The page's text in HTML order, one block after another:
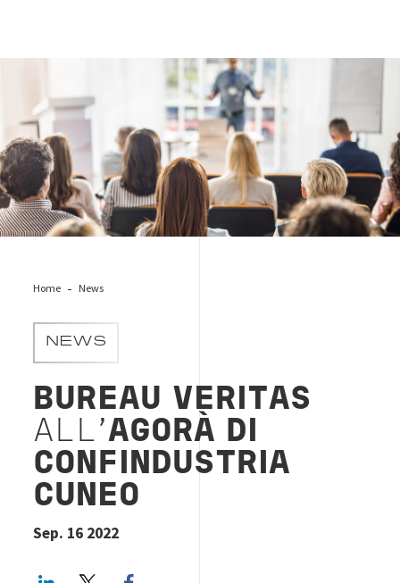
Home News
NEWS
BUREAU VERITAS
ALL’AGORÀ DI
CONFINDUSTRIA
CUNEO
Sep. 16 2022
LinkedInTwitter